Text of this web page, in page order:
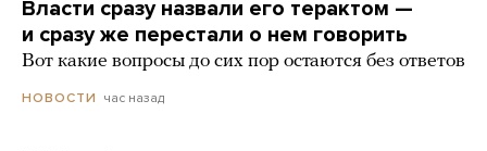
Власти сразу назвали его терактом —
и сразу же перестали о нем говорить
Вот какие вопросы до сих пор остаются без ответов
НОВОСТИ час назад